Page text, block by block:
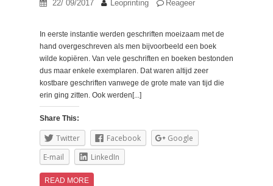
22/ 09/2017 Leoprinting Reageer
In eerste instantie werden geschriften moeizaam met de
hand overgeschreven als men bijvoorbeeld een boek
wilde kopiëren. Van vele geschriften en boeken bestonden
dus maar enkele exemplaren. Dat waren altijd zeer
kostbare geschriften vanwege de grote mate van tijd die
erin ging zitten. Ook werden[...]
Share This:
Twitter Facebook
Google
E-mail
LinkedIn
READ MORE